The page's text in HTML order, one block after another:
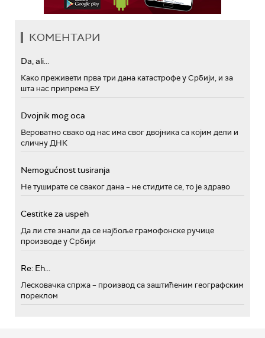
КОМЕНТАРИ
Da, ali...
Како преживети прва три дана катастрофе у Србији, и за
шта нас припрема ЕУ
Dvojnik mog oca
Вероватно свако од нас има свог двојника са којим дели и
сличну ДНК
Nemogućnost tusiranja
Не туширате се сваког дана – не стидите се, то је здраво
Cestitke za uspeh
Да ли сте знали да се најбоље грамофонске ручице
производе у Србији
Re: Eh...
Лесковачка спржа – производ са заштићеним географским
пореклом